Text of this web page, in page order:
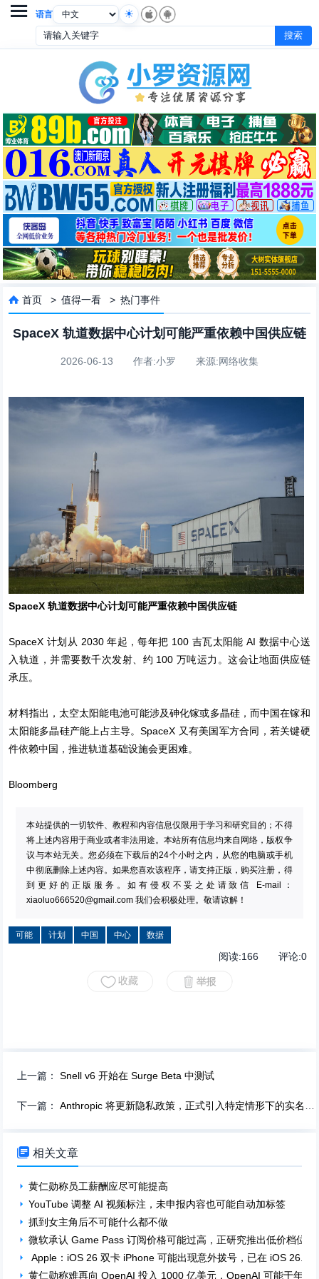
语言

 首页 >值得一看 >热门事件
SpaceX 轨道数据中心计划可能严重依赖中国供应链
2026-06-13 作者:小罗 来源:网络收集
SpaceX 轨道数据中心计划可能严重依赖中国供应链
SpaceX 计划从 2030 年起，每年把 100 吉瓦太阳能 AI 数据中心送
入轨道，并需要数千次发射、约 100 万吨运力。这会让地面供应链
承压。
材料指出，太空太阳能电池可能涉及砷化镓或多晶硅，而中国在镓和
太阳能多晶硅产能上占主导。SpaceX 又有美国军方合同，若关键硬
件依赖中国，推进轨道基础设施会更困难。
Bloomberg
本站提供的一切软件、教程和内容信息仅限用于学习和研究目的；不得
将上述内容用于商业或者非法用途。本站所有信息均来自网络，版权争
议与本站无关。您必须在下载后的24个小时之内，从您的电脑或手机
中彻底删除上述内容。如果您喜欢该程序，请支持正版，购买注册，得
到更好的正版服务。如有侵权不妥之处请致信 E-mail：
xiaoluo666520@gmail.com 我们会积极处理。敬请谅解！
可能 计划 中国 中心 数据
阅读:166评论:0
上一篇：Snell v6 开始在 Surge Beta 中测试
下一篇：Anthropic 将更新隐私政策，正式引入特定情形下的实名与人脸验证，并降低向执法部门共享数据的门槛
 相关文章
黄仁勋称员工薪酬应尽可能提高
YouTube 调整 AI 视频标注，未申报内容也可能自动加标签
抓到女主角后不可能什么都不做
微软承认 Game Pass 订阅价格可能过高，正研究推出低价档位
Apple：iOS 26 双卡 iPhone 可能出现意外拨号，已在 iOS 26.3
黄仁勋称难再向 OpenAI 投入 1000 亿美元，OpenAI 可能于年底